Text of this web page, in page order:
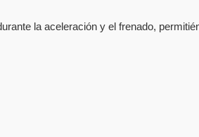
la aceleración y el frenado,